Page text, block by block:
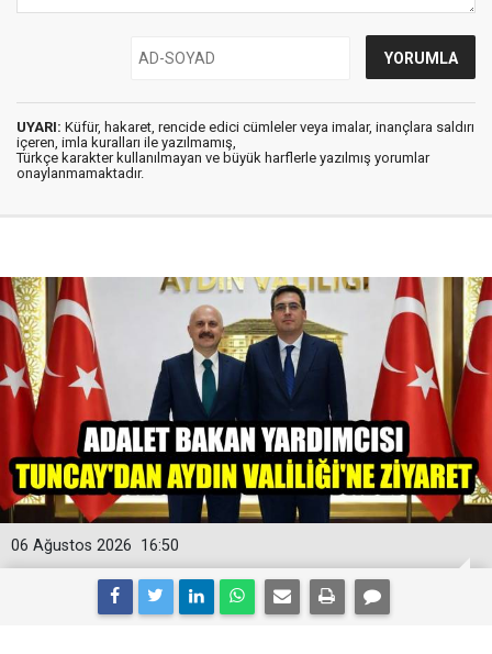
UYARI: Küfür, hakaret, rencide edici cümleler veya imalar, inançlara saldırı
içeren, imla kuralları ile yazılmamış,
Türkçe karakter kullanılmayan ve büyük harflerle yazılmış yorumlar
onaylanmamaktadır.
16:50
06 Ağustos 2026